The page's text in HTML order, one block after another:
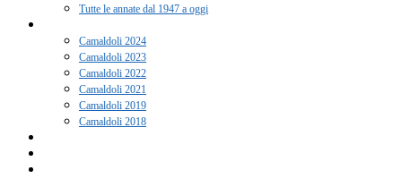
Tutte le annate dal 1947 a oggi
Camaldoli 2024
Camaldoli 2023
Camaldoli 2022
Camaldoli 2021
Camaldoli 2019
Camaldoli 2018